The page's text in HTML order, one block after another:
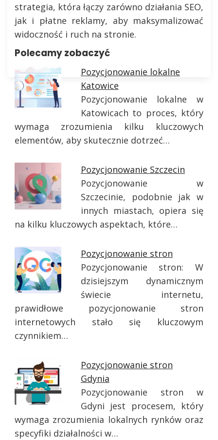
strategia, która łączy zarówno działania SEO,
jak i płatne reklamy, aby maksymalizować
widoczność i ruch na stronie.
Polecamy zobaczyć
Pozycjonowanie lokalne
Katowice
Pozycjonowanie lokalne w
Katowicach to proces, który
wymaga zrozumienia kilku kluczowych
elementów, aby skutecznie dotrzeć…
Pozycjonowanie Szczecin
Pozycjonowanie w
Szczecinie, podobnie jak w
innych miastach, opiera się
na kilku kluczowych aspektach, które…
Pozycjonowanie stron
Pozycjonowanie stron: W
dzisiejszym dynamicznym
świecie internetu,
prawidłowe pozycjonowanie stron
internetowych stało się kluczowym
czynnikiem…
Pozycjonowanie stron
Gdynia
Pozycjonowanie stron w
Gdyni jest procesem, który
wymaga zrozumienia lokalnych rynków oraz
specyfiki działalności w…